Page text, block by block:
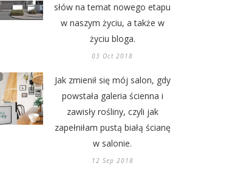
słów na temat nowego etapu
w naszym życiu, a także w
życiu bloga.
03 Oct 2018
Jak zmienił się mój salon, gdy
powstała galeria ścienna i
zawisły rośliny, czyli jak
zapełniłam pustą białą ścianę
w salonie.
12 Sep 2018